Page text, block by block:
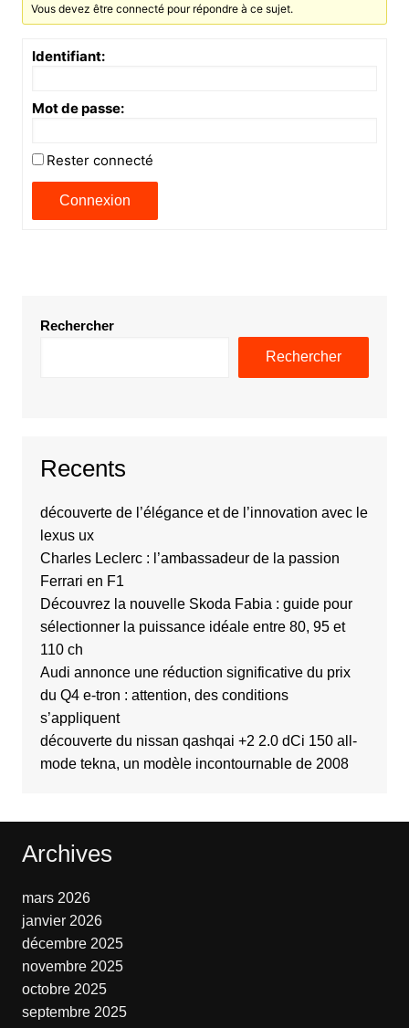
Vous devez être connecté pour répondre à ce sujet.
Identifiant:
Mot de passe:
Rester connecté
Connexion
Rechercher
Rechercher
Recents
découverte de l’élégance et de l’innovation avec le
lexus ux
Charles Leclerc : l’ambassadeur de la passion
Ferrari en F1
Découvrez la nouvelle Skoda Fabia : guide pour
sélectionner la puissance idéale entre 80, 95 et
110 ch
Audi annonce une réduction significative du prix
du Q4 e-tron : attention, des conditions
s’appliquent
découverte du nissan qashqai +2 2.0 dCi 150 all-
mode tekna, un modèle incontournable de 2008
Archives
mars 2026
janvier 2026
décembre 2025
novembre 2025
octobre 2025
septembre 2025